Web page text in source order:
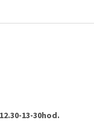
13-30hod.